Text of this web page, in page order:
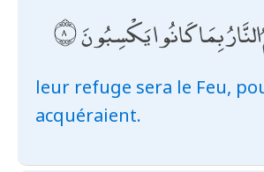
بِمَا كَانُوا يَكْسِبُونَ
leur refuge sera le Feu,
acquéraient.